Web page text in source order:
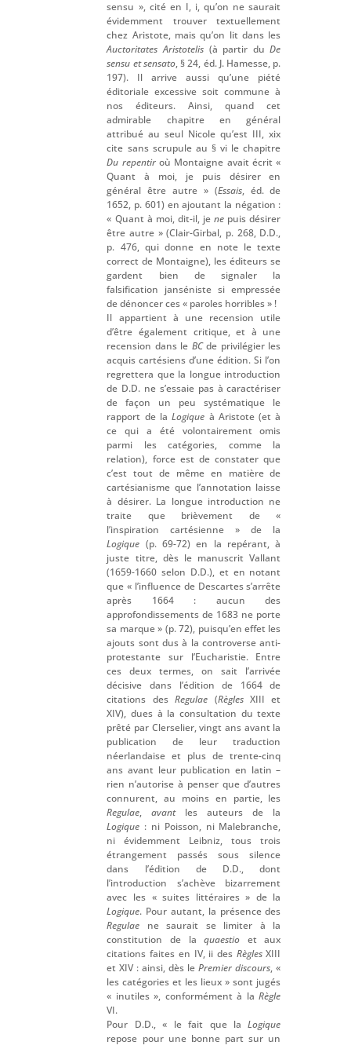
sensu », cité en I, i, qu’on ne saurait
évidemment trouver textuellement
chez Aristote, mais qu’on lit dans les
Auctoritates Aristotelis (à partir duDe
sensu et sensato, § 24, éd. J. Hamesse, p.
197). Il arrive aussi qu’une piété
éditoriale excessive soit commune à
nos éditeurs. Ainsi, quand cet
admirable chapitre en général
attribué au seul Nicole qu’est III, xix
cite sans scrupule au § vi le chapitre
Du repentiroù Montaigne avait écrit «
Quant à moi, je puis désirer en
général être autre » (Essais, éd. de
1652, p. 601) en ajoutant la négation :
« Quant à moi, dit-il, jene puis désirer
être autre » (Clair-Girbal, p. 268, D.D.,
p. 476, qui donne en note le texte
correct de Montaigne), les éditeurs se
gardent bien de signaler la
falsification janséniste si empressée
de dénoncer ces « paroles horribles » !
Il appartient à une recension utile
d’être également critique, et à une
recension dans le BCde privilégier les
acquis cartésiens d’une édition. Si l’on
regrettera que la longue introduction
de D.D. ne s’essaie pas à caractériser
de façon un peu systématique le
rapport de laLogique à Aristote (et à
ce qui a été volontairement omis
parmi les catégories, comme la
relation), force est de constater que
c’est tout de même en matière de
cartésianisme que l’annotation laisse
à désirer. La longue introduction ne
traite que brièvement de «
l’inspiration cartésienne » de la
Logique (p. 69-72) en la repérant, à
juste titre, dès le manuscrit Vallant
(1659-1660 selon D.D.), et en notant
que « l’influence de Descartes s’arrête
après 1664 : aucun des
approfondissements de 1683 ne porte
sa marque » (p. 72), puisqu’en effet les
ajouts sont dus à la controverse anti-
protestante sur l’Eucharistie. Entre
ces deux termes, on sait l’arrivée
décisive dans l’édition de 1664 de
citations desRegulae (RèglesXIII et
XIV), dues à la consultation du texte
prêté par Clerselier, vingt ans avant la
publication de leur traduction
néerlandaise et plus de trente-cinq
ans avant leur publication en latin –
rien n’autorise à penser que d’autres
connurent, au moins en partie, les
Regulae,avantles auteurs de la
Logique : ni Poisson, ni Malebranche,
ni évidemment Leibniz, tous trois
étrangement passés sous silence
dans l’édition de D.D., dont
l’introduction s’achève bizarrement
avec les « suites littéraires » de la
Logique. Pour autant, la présence des
Regulae ne saurait se limiter à la
constitution de laquaestio et aux
citations faites en IV, ii des RèglesXIII
et XIV : ainsi, dès lePremier discours, «
les catégories et les lieux » sont jugés
« inutiles », conformément à laRègle
VI.
Pour D.D., « le fait que laLogique
repose pour une bonne part sur un